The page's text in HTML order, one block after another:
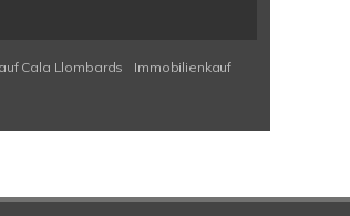
Cala Llombards
Immobilienkauf